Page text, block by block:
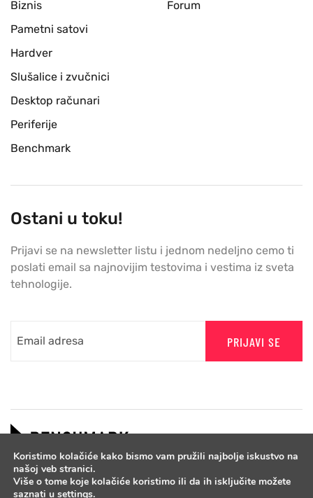
Biznis
Pametni satovi
Hardver
Slušalice i zvučnici
Desktop računari
Periferije
Benchmark
Forum
Ostani u toku!
Prijavi se na newsletter listu i jednom nedeljno cemo ti
poslati email sa najnovijim testovima i vestima iz sveta
tehnologije.
PRIJAVI SE
Koristimo kolačiće kako bismo vam pružili najbolje iskustvo na
našoj veb stranici.
Više o tome koje kolačiće koristimo ili da ih isključite možete
saznati u settings.